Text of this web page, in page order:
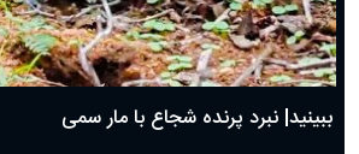
ببینید| نبرد پرنده شجاع با مار سمی